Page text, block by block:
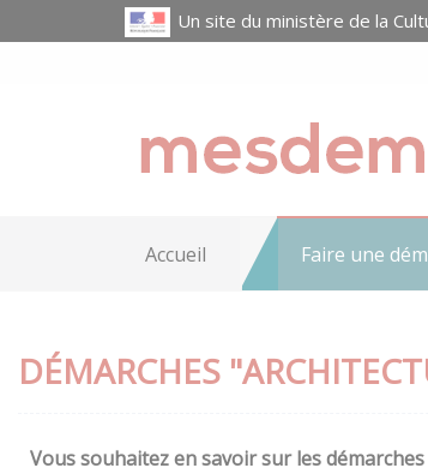
Un site du ministère de la
Accueil Faire une
DÉMARCHES
Vous souhaitez en savoir sur les